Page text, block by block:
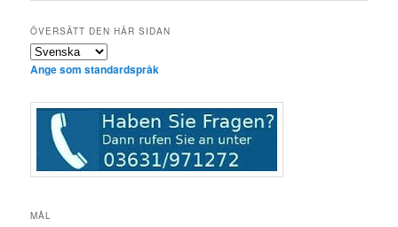
ÖVERSÄTT DEN HÄR SIDAN
Ange som standardspråk
MÅL